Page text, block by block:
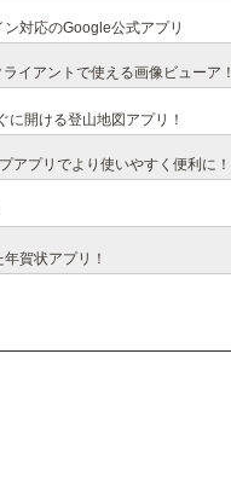
対応のGoogle公式アプリ
イアントで使える画像ビューア！
開ける登山地図アプリ！
アプリでより使いやすく便利に！
賀状アプリ！